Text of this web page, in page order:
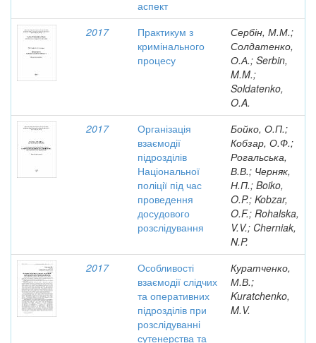
аспект
2017
Практикум з
кримінального
процесу
Сербін, М.М.;
Солдатенко,
О.А.; Serbin,
M.M.;
Soldatenko,
O.A.
2017
Організація
взаємодії
підрозділів
Національної
поліції під час
проведення
досудового
розслідування
Бойко, О.П.;
Кобзар, О.Ф.;
Рогальська,
В.В.; Черняк,
Н.П.; Boiko,
O.P.; Kobzar,
O.F.; Rohalska,
V.V.; Cherniak,
N.P.
2017
Особливості
взаємодії слідчих
та оперативних
підрозділів при
розслідуванні
сутенерства та
Куратченко,
М.В.;
Kuratchenko,
M.V.